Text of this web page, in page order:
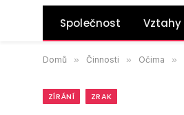
Společnost Vztahy
Domů » Činnosti » Očima »
ZÍRÁNÍ ZRAK